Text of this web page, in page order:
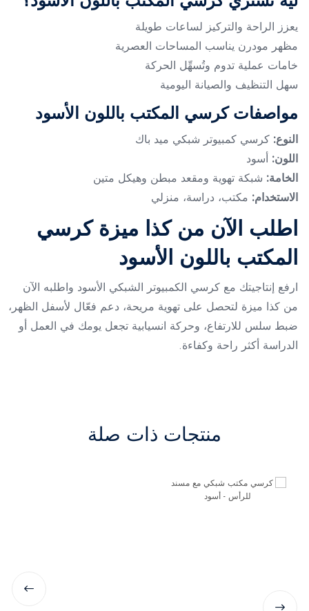
يعزز الراحة والتركيز لساعات طويلة
مظهر مودرن يناسب المساحات العصرية
خامات عملية تدوم وتُسهِّل الحركة
سهل التنظيف والصيانة اليومية
مواصفات كرسي المكتب باللون الأسود
النوع: كرسي كمبيوتر شبكي ميد باك
اللون: أسود
الخامة: شبكة تهوية ومقعد مبطن وهيكل متين
الاستخدام: مكتب، دراسة، منزلي
اطلب الآن من كذا ميزة كرسي
المكتب باللون الأسود
ارفع إنتاجيتك مع كرسي الكمبيوتر الشبكي الأسود واطلبه الآن
من كذا ميزة لتحصل على تهوية مريحة، دعم فعّال لأسفل الظهر،
ضبط سلس للارتفاع، وحركة انسيابية تجعل يومك في العمل أو
الدراسة أكثر راحة وكفاءة.
منتجات ذات صلة